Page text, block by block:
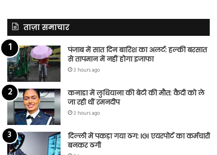
ताज़ा समाचार
पंजाब में सात दिन बारिश का अलर्ट: हल्की बरसात
से तापमान में नहीं होगा इजाफा
3 hours ago
कनाडा में लुधियाना की बेटी की माैत: कैदी को ले
जा रही थीं रमनदीप
3 hours ago
दिल्ली में पकड़ा गया ठग: IGI एयरपोर्ट का कर्मचारी
बनकर ठगी